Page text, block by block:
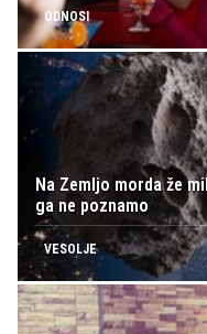
ODNOSI
Na Zemljo morda že
ga ne poznamo
VESOLJE